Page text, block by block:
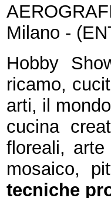
Milano -
Hobby
ricamo,
arti, il
cucina
floreali,
mosaico,
tecniche